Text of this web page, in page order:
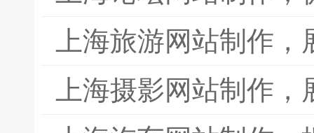
上海旅游网站制作
上海摄影网站制作